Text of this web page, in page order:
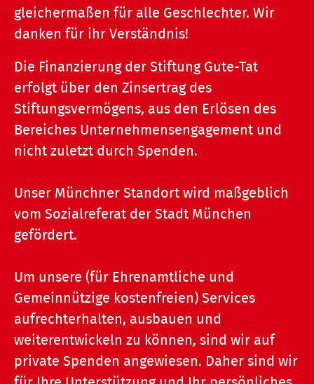
gleichermaßen für alle Geschlechter. Wir
danken für ihr Verständnis!
Die Finanzierung der Stiftung Gute-Tat
erfolgt über den Zinsertrag des
Stiftungsvermögens, aus den Erlösen des
Bereiches Unternehmensengagement und
nicht zuletzt durch Spenden.
Unser Münchner Standort wird maßgeblich
vom Sozialreferat der Stadt München
gefördert.
Um unsere (für Ehrenamtliche und
Gemeinnützige kostenfreien) Services
aufrechterhalten, ausbauen und
weiterentwickeln zu können, sind wir auf
private Spenden angewiesen. Daher sind wir